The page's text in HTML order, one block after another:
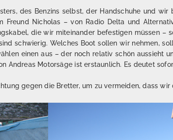
des Benzins selbst, der Handschuhe und
Freund Nicholas – von Radio Delta und
die wir miteinander befestigen müssen –
schwierig. Welches Boot sollen wir nehmen,
einen aus – der noch relativ schön aussieht
Andreas Motorsäge ist erstaunlich. Es deutet
gegen die Bretter, um zu vermeiden, dass